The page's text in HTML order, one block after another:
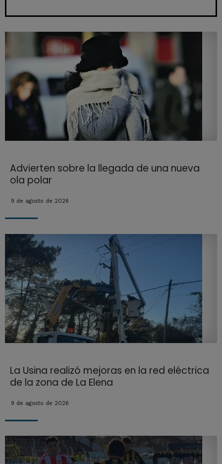
Advierten sobre la llegada de una nueva
ola polar
9 de agosto de 2026
La Usina realizó mejoras en la red eléctrica
de la zona de La Elena
9 de agosto de 2026